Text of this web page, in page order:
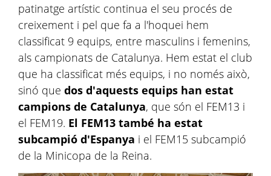
patinatge artístic continua el seu procés de
creixement i pel que fa a l'hoquei hem
classificat 9 equips, entre masculins i femenins,
als campionats de Catalunya. Hem estat el club
que ha classificat més equips, i no només això,
sinó que dos d'aquests equips han estat
campions de Catalunya, que són el FEM13 i
el FEM19. El FEM13 també ha estat
subcampió d'Espanya i el FEM15 subcampió
de la Minicopa de la Reina.